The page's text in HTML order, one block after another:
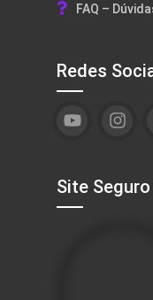
FAQ –
Redes
Site Seguro